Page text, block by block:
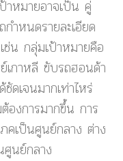
าหมายอาจเป็น คู่
ำหนดรายละเอียด
ช่น กลุ่มเป้าหมายคือ
กาหลี ขับรถฮอนด้า
ดเจนมากเท่าไหร่
องการมากขึ้น การ
คเป็นศูนย์กลาง ต่าง
ศูนย์กลาง